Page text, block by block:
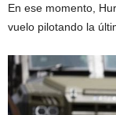
En ese momento,
vuelo pilotando la